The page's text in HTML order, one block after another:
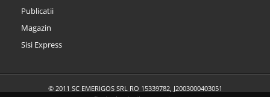
Publicatii
Magazin
Sisi Express
© 2011 SC EMERIGOS SRL RO 15339782, J2003000403051